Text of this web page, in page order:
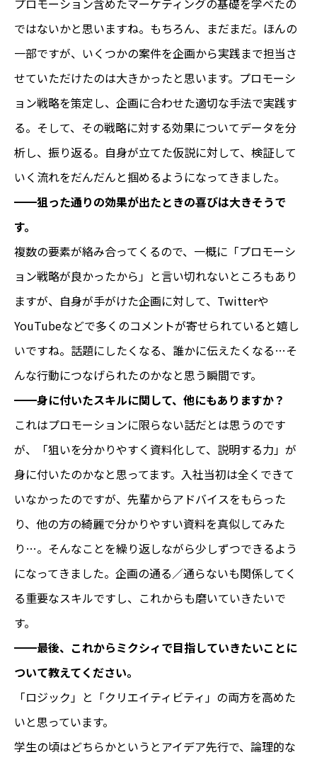
ではないかと思いますね。もちろん、まだまだ。ほんの
一部ですが、いくつかの案件を企画から実践まで担当さ
せていただけたのは大きかったと思います。プロモーシ
ョン戦略を策定し、企画に合わせた適切な手法で実践す
る。そして、その戦略に対する効果についてデータを分
析し、振り返る。自身が立てた仮説に対して、検証して
いく流れをだんだんと掴めるようになってきました。
━━狙った通りの効果が出たときの喜びは大きそうで
す。
複数の要素が絡み合ってくるので、一概に「プロモーシ
ョン戦略が良かったから」と言い切れないところもあり
ますが、自身が手がけた企画に対して、Twitterや
YouTubeなどで多くのコメントが寄せられていると嬉し
いですね。話題にしたくなる、誰かに伝えたくなる…そ
んな行動につなげられたのかなと思う瞬間です。
━━身に付いたスキルに関して、他にもありますか？
これはプロモーションに限らない話だとは思うのです
が、「狙いを分かりやすく資料化して、説明する力」が
身に付いたのかなと思ってます。入社当初は全くできて
いなかったのですが、先輩からアドバイスをもらった
り、他の方の綺麗で分かりやすい資料を真似してみた
り…。そんなことを繰り返しながら少しずつできるよう
になってきました。企画の通る／通らないも関係してく
る重要なスキルですし、これからも磨いていきたいで
す。
━━最後、これからミクシィで目指していきたいことに
ついて教えてください。
「ロジック」と「クリエイティビティ」の両方を高めた
いと思っています。
学生の頃はどちらかというとアイデア先行で、論理的な